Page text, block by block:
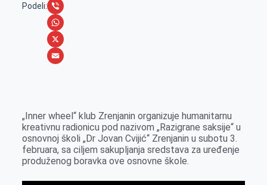
Podeli:c
e
b
o
e
s
s
e
r
L
i
n
k
n
V
i
b
W
h
A
p
p
X
l
„Inner wheel“ klub Zrenjanin organizuje humanitarnu
kreativnu radionicu pod nazivom „Razigrane saksije“ u
osnovnoj školi „Dr Jovan Cvijić“ Zrenjanin u subotu 3.
februara, sa ciljem sakupljanja sredstava za uređenje
produženog boravka ove osnovne škole.